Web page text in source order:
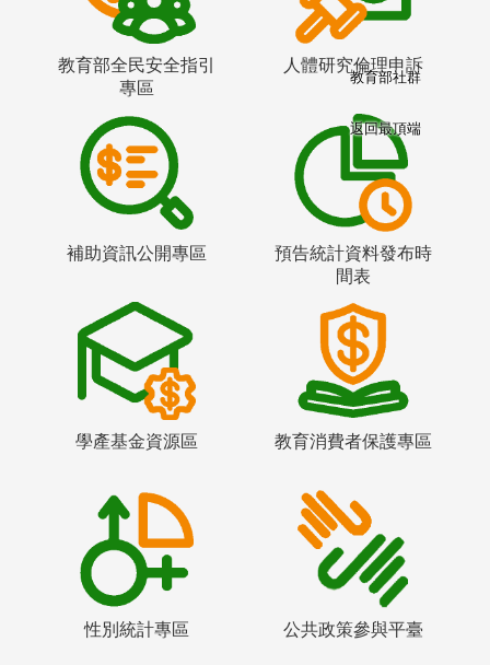
教育部全民安全指引
專區
人體研究倫理申訴
補助資訊公開專區
預告統計資料發布時
間表
學產基金資源區 教育消費者保護專區
性別統計專區 公共政策參與平臺
教育部社群
返回最頂端